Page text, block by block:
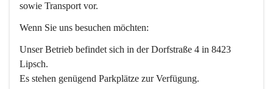
sowie Transport vor.
Wenn Sie uns besuchen möchten:
Unser Betrieb befindet sich in der Dorfstraße 4 in 8423
Lipsch.
Es stehen genügend Parkplätze zur Verfügung.